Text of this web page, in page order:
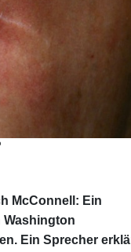
McConnell: Ein
Ein Sprecher